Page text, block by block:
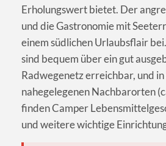
Erholungswert bietet. Der
und die Gastronomie mit
einem südlichen Urlaubsflair
sind bequem über ein gut
Radwegenetz erreichbar, und
nahegelegenen Nachbarorten
finden Camper
und weitere wichtige